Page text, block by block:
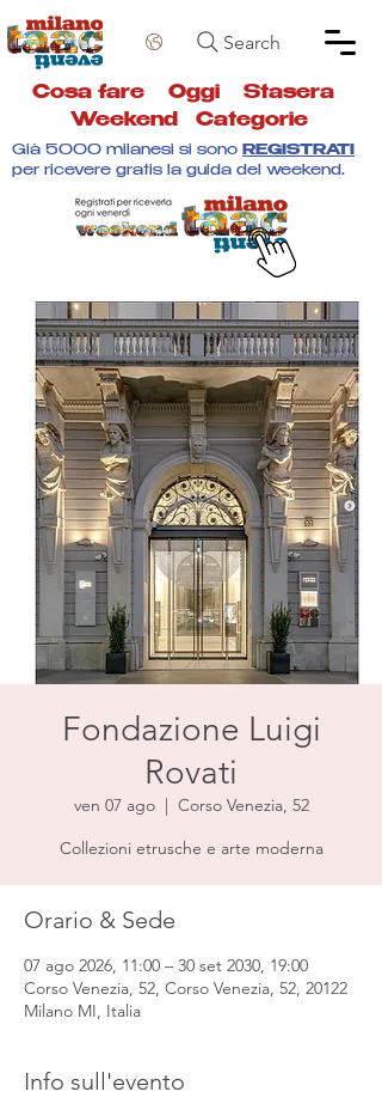
Search
Cosa fare Oggi Stasera
Weekend
Categorie
Già 5000 milanesi si sono REGISTRATI
per ricevere gratis la guida del weekend.
Fondazione Luigi
Rovati
ven 07 ago
  |
Corso Venezia, 52
Collezioni etrusche e arte moderna
Orario & Sede
07 ago 2026, 11:00 – 30 set 2030, 19:00
Corso Venezia, 52, Corso Venezia, 52, 20122
Milano MI, Italia
Info sull'evento